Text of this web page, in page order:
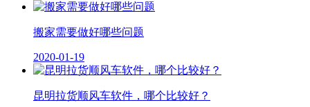
搬家需要做好哪些问题
2020-01-19
昆明拉货顺风车软件，哪个比较好？